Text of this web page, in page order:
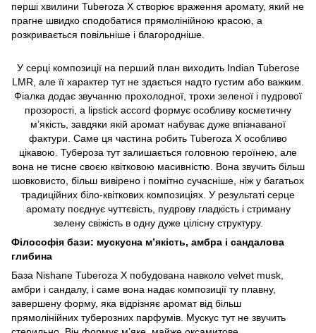
перші хвилини Tuberoza X створює враження аромату, який не
прагне швидко сподобатися прямолінійною красою, а
розкривається повільніше і благородніше.
У серці композиції на перший план виходить Indian Tuberose
LMR, але її характер тут не здається надто густим або важким.
Фіалка додає звучанню прохолодної, трохи зеленої і пудрової
прозорості, а lipstick accord формує особливу косметичну
м’якість, завдяки якій аромат набуває дуже впізнаваної
фактури. Саме ця частина робить Tuberoza X особливо
цікавою. Тубероза тут залишається головною героїнею, але
вона не тисне своєю квітковою масивністю. Вона звучить більш
шовковисто, більш вивірено і помітно сучасніше, ніж у багатьох
традиційних біло-квіткових композиціях. У результаті серце
аромату поєднує чуттєвість, пудрову гладкість і стриману
зелену свіжість в одну дуже цілісну структуру.
Філософія бази: мускусна м’якість, амбра і сандалова
глибина
База Nishane Tuberoza X побудована навколо velvet musk,
амбри і сандалу, і саме вона надає композиції ту плавну,
завершену форму, яка відрізняє аромат від більш
прямолінійних туберозних парфумів. Мускус тут не звучить